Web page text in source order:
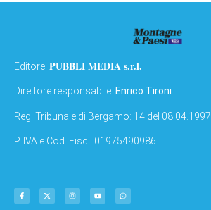
Editore: PUBBLI MEDIA s.r.l.
Direttore responsabile: Enrico Tironi
Reg: Tribunale di Bergamo: 14 del 08.04.1997
P. IVA e Cod. Fisc.: 01975490986